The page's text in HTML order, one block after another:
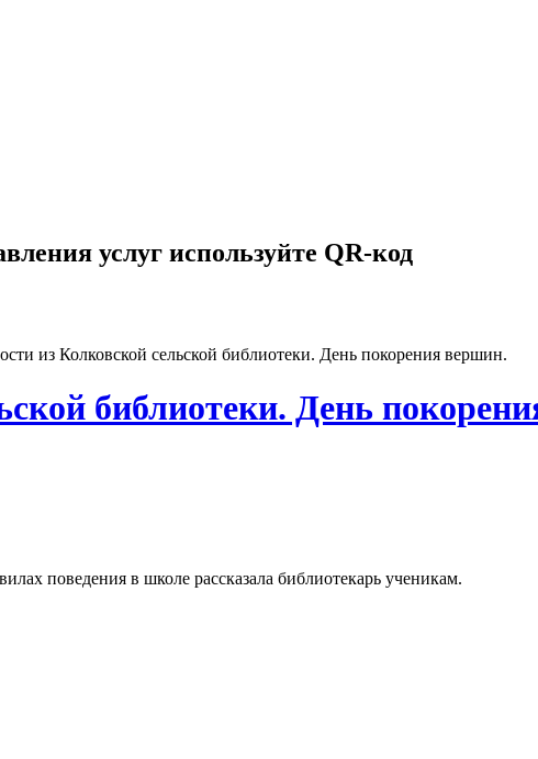
услуг используйте QR-код
из Колковской сельской библиотеки. День покорения вершин.
библиотеки. День
поведения в школе рассказала библиотекарь ученикам.